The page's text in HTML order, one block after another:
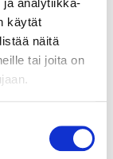
käytät
näitä
tai joita on
(Kettu) -